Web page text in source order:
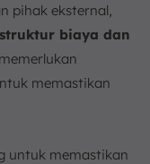
pihak eksternal,
biaya dan
memastikan
untuk memastikan